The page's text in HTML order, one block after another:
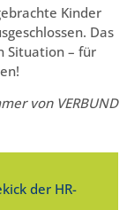
Kinder
Das
Situation – für
von VERBUND
der HR-